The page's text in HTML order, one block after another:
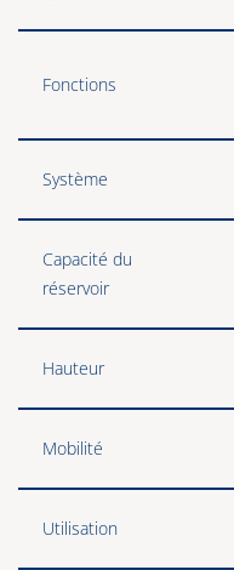
Fonctions
Système
Capacité du
réservoir
Hauteur
Mobilité
Utilisation